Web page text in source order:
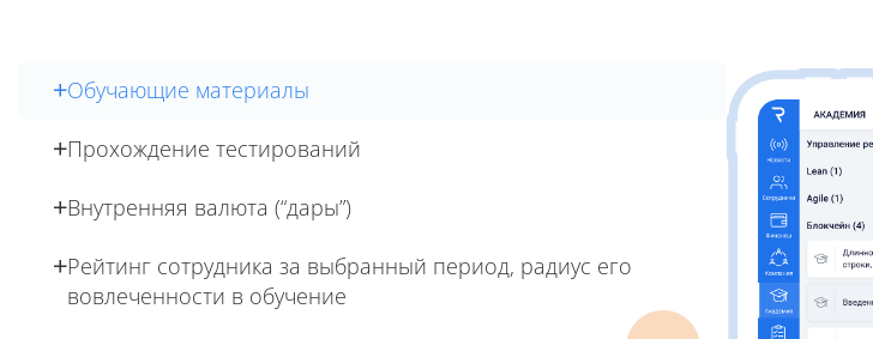
Обучающие материалы
Прохождение тестирований
Внутренняя валюта (“дары”)
Рейтинг сотрудника за выбранный период, радиус его
вовлеченности в обучение